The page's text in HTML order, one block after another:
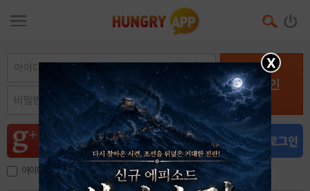
로그인
아이디, 이메일 저장
X